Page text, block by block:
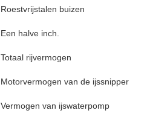
Roestvrijstalen buizen
Een halve inch.
Totaal rijvermogen
Motorvermogen van de ijssnipper
Vermogen van ijswaterpomp